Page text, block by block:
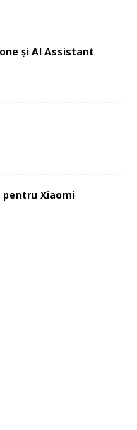
și AI Assistant
pentru Xiaomi